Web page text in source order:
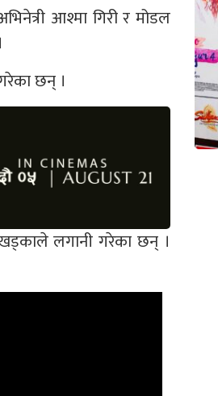
आश्मा गिरी र मोडल
छन् ।
लगानी गरेका छन् ।